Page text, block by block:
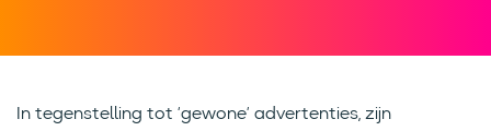
In tegenstelling tot ‘gewone’ advertenties, zijn